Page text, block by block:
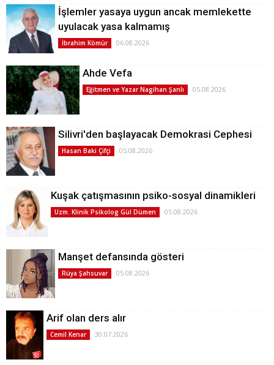
İşlemler yasaya uygun ancak memlekette
uyulacak yasa kalmamış
İbrahim Kömür 06.08.2026
Ahde Vefa
Eğitmen ve Yazar Nagihan Şanlı 05.08.2026
Silivri'den başlayacak Demokrasi Cephesi
Hasan Baki Çifçi 05.08.2026
Kuşak çatışmasının psiko-sosyal dinamikleri
Uzm. Klinik Psikolog Gül Dümen 05.08.2026
Manşet defansında gösteri
Rüya Şahsuvar 05.08.2026
Arif olan ders alır
Cemil Kenar 30.07.2026